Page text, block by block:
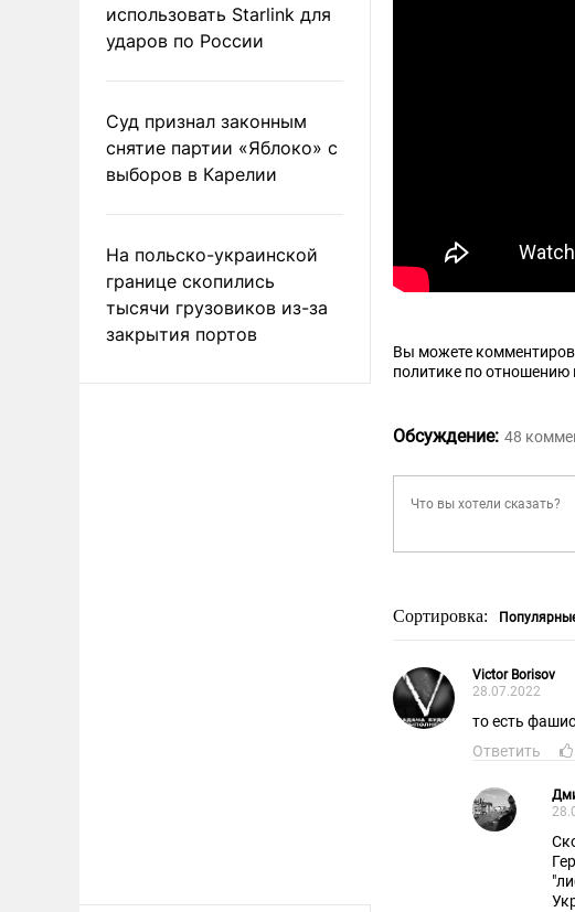
использовать Starlink для
ударов по России
Суд признал законным
снятие партии «Яблоко» с
выборов в Карелии
На польско-украинской
границе скопились
тысячи грузовиков из-за
закрытия портов
Вы можете
политике по
Обсуждение: 48
Сортировка:
Victor Borisov
28.07.2022
то есть
Ответить